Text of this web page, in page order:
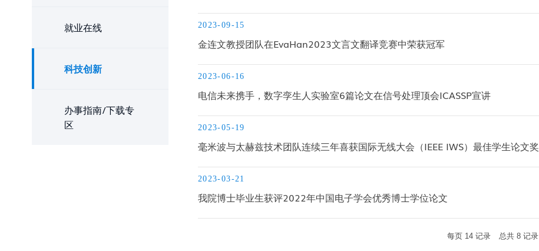
就业在线
科技创新
办事指南/下载专
区
2023-09-15
金连文教授团队在EvaHan2023文言文翻译竞赛中荣获冠军
2023-06-16
电信未来携手，数字孪生人实验室6篇论文在信号处理顶会ICASSP宣讲
2023-05-19
毫米波与太赫兹技术团队连续三年喜获国际无线大会（IEEE IWS）最佳学生论文奖
2023-03-21
我院博士毕业生获评2022年中国电子学会优秀博士学位论文
每页 14 记录 总共8 记录